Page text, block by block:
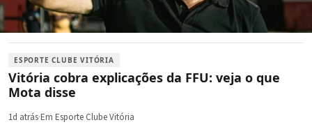
ESPORTE CLUBE VITÓRIA
Vitória cobra explicações da FFU: veja o que
Mota disse
1d atrás·Em Esporte Clube Vitória